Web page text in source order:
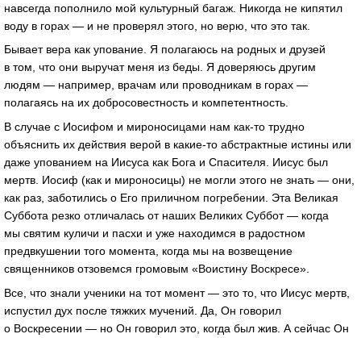
навсегда пополнило мой культурный багаж. Никогда не кипятил
воду в горах — и не проверял этого, но верю, что это так.
Бывает вера как упование. Я полагаюсь на родных и друзей
в том, что они выручат меня из беды. Я доверяюсь другим
людям — например, врачам или проводникам в горах —
полагаясь на их добросовестность и компетентность.
В случае с Иосифом и мироносицами нам как-то трудно
объяснить их действия верой в какие-то абстрактные истины или
даже упованием на Иисуса как Бога и Спасителя. Иисус был
мертв. Иосиф (как и мироносицы) не могли этого не знать — они,
как раз, заботились о Его приличном погребении. Эта Великая
Суббота резко отличалась от наших Великих Суббот — когда
мы святим куличи и пасхи и уже находимся в радостном
предвкушении того момента, когда мы на возвещение
священников отзовемся громовым «Воистину Воскресе».
Все, что знали ученики на тот момент — это то, что Иисус мертв,
испустил дух после тяжких мучений. Да, Он говорил
о Воскресении — но Он говорил это, когда был жив. А сейчас Он